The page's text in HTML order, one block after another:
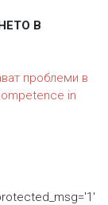
В
проблеми в
in